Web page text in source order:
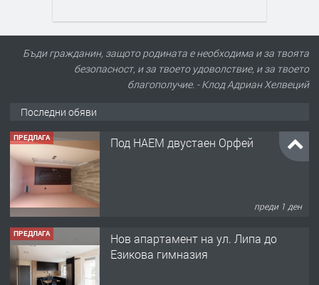
Бъди гражданин, защото родината е необходима и за твоята
безопасност, и за твоето удоволствие, и за твоето
благополучие. - Клод Адриан Хелвеций
Последни обяви
ПРЕДЛАГА Под НАЕМ двустаен Орфей
преди 1 ден
ПРЕДЛАГА
Нов апартамент на ул. Липа до
Езикова гимназия